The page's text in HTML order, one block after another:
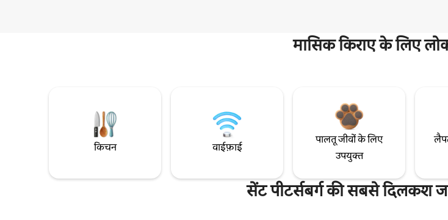
मासिक किराए के लिए
किचन वाईफ़ाई
पालतू जीवों के लिए
उपयुक्त
सेंट पीटर्सबर्ग की सबसे दिलकश